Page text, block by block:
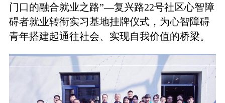
门口的融合就业之路”—复兴路22号社区心智障
碍者就业转衔实习基地挂牌仪式，为心智障碍
青年搭建起通往社会、实现自我价值的桥梁。